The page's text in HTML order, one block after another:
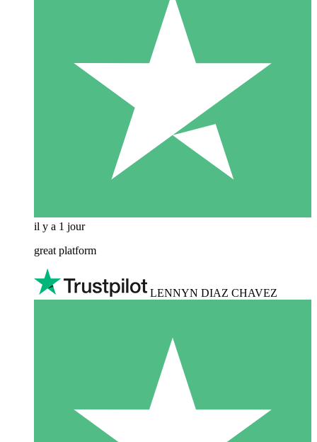
il y a 1 jour
great platform
LENNYN DIAZ CHAVEZ